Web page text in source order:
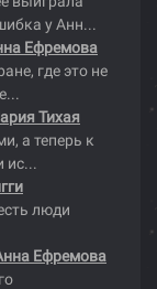
у Анн...
Ефремова
где это не
Тихая
а теперь к
ис...
люди
Ефремова